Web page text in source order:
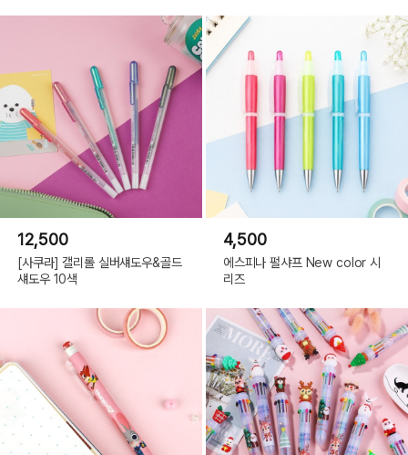
12,500
[사쿠라] 갤리롤 실버섀도우&골드
섀도우 10색
4,500
에스피나 펄샤프 New color 시
리즈